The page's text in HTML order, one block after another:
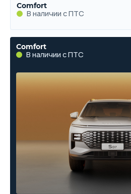
Comfort
В наличии с ПТС
Comfort
В наличии с ПТС